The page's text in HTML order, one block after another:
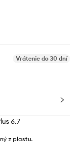
Vrátenie do 30 dní
6.7
z plastu.